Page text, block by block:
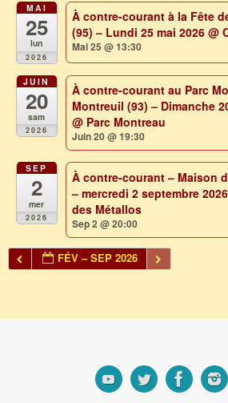
MAI
25
lun
2026
À contre-courant à la Fête
(95) – Lundi 25 mai 2026@
Mai 25 @ 13:30
JUIN
20
sam
2026
À contre-courant au Parc
Montreuil (93) – Dimanche
@ Parc Montreau
Juin 20 @ 19:30
SEP
2
mer
2026
À contre-courant – Maison
– mercredi 2 septembre
des Métallos
Sep 2 @ 20:00
FÉV – SEP 2026